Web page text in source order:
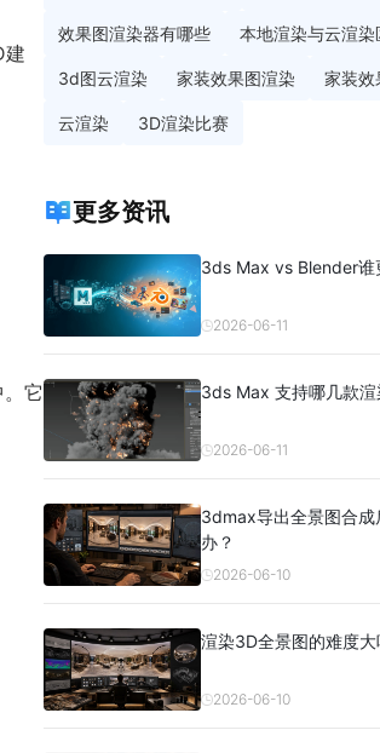
建
它
效果图渲染器有哪些 本地渲染与云渲染
3d图云渲染 家装效果图渲染 家装效
云渲染 3D渲染比赛
更多资讯
3ds Max vs Blender谁
2026-06-11
3ds Max 支持哪几款渲
2026-06-11
3dmax导出全景图合成
办？
2026-06-10
渲染3D全景图的难度大
2026-06-10